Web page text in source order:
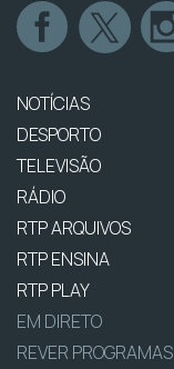
NOTÍCIAS
DESPORTO
TELEVISÃO
RÁDIO
RTP ARQUIVOS
RTP ENSINA
RTP PLAY
EM DIRETO
REVER PROGRAMAS